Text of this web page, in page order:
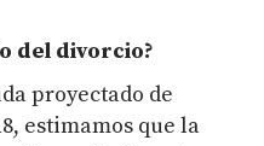
del divorcio?
proyectado de
estimamos que la